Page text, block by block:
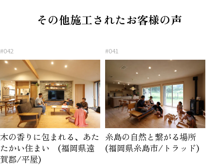
その他施工されたお客様の声
#042
木の香りに包まれる、あた
たかい住まい (福岡県遠
賀郡/平屋)
#041
糸島の自然と繋がる場所
(福岡県糸島市/トラッド)